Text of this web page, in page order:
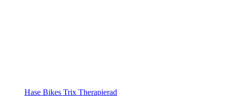
Hase Bikes Trix Therapierad